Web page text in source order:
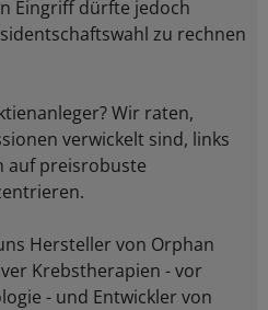
Eingriff dürfte jedoch
zu rechnen
Wir raten,
verwickelt sind, links
auf preisrobuste
Hersteller von Orphan
Krebstherapien - vor
- und Entwickler von